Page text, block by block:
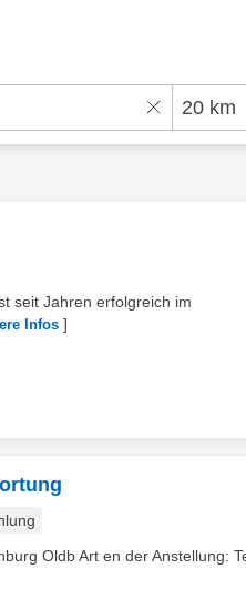
seit Jahren erfolgreich im
Infos ]
Oldb Art en der Anstellung: